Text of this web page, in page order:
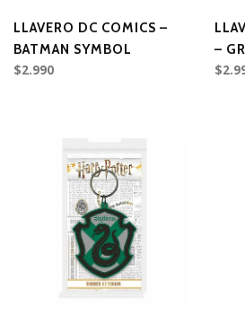
LLAVERO DC COMICS –
BATMAN SYMBOL
$2.990
–